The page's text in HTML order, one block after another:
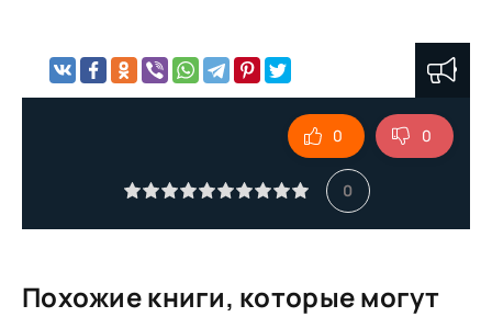
00007-
0
0 0
Похожие книги, которые могут